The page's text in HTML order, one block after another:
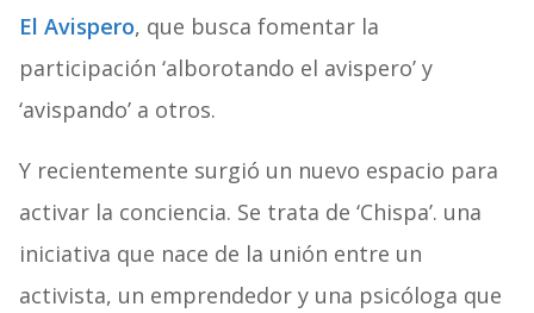
El Avispero, que busca fomentar la
participación ‘alborotando el avispero’ y
‘avispando’ a otros.
Y recientemente surgió un nuevo espacio para
activar la conciencia. Se trata de ‘Chispa’. una
iniciativa que nace de la unión entre un
activista, un emprendedor y una psicóloga que